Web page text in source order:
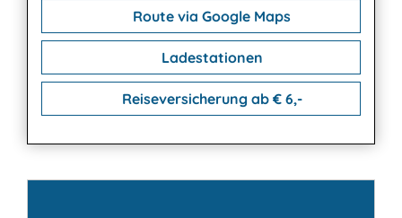
Route via Google Maps
Ladestationen
Reiseversicherung ab € 6,-